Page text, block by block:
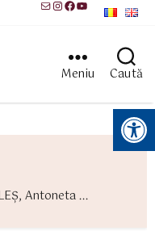
MailInstagram
Facebook
YouTube
Meniu Caută
Instrumente pentru accesibilitate
Antoneta ...